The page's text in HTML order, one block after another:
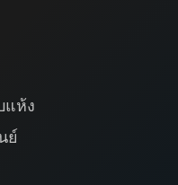
แห้ง
ย์